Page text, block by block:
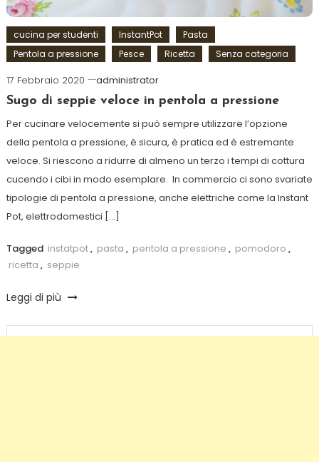
cucina per studenti InstantPot
Pasta
Pentola a pressione
Pesce Ricetta Senza categoria
17 Febbraio 2020
administrator
Sugo di seppie veloce in pentola a pressione
Per cucinare velocemente si può sempre utilizzare l’opzione
della pentola a pressione, è sicura, è pratica ed è estremante
veloce. Si riescono a ridurre di almeno un terzo i tempi di cottura
cucendo i cibi in modo esemplare. In commercio ci sono svariate
tipologie di pentola a pressione, anche elettriche come la Instant
Pot, elettrodomestici […]
Tagged instatpot, pasta , pentola a pressione , pomodoro ,
ricetta , seppie
Leggi di più